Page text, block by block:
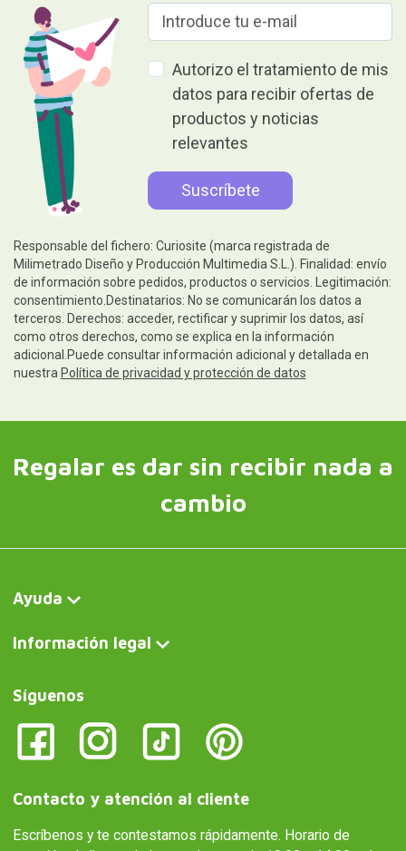
Autorizo el tratamiento de mis
datos para recibir ofertas de
productos y noticias
relevantes
Responsable del fichero: Curiosite (marca registrada de
Milimetrado Diseño y Producción Multimedia S.L.). Finalidad: envío
de información sobre pedidos, productos o servicios. Legitimación:
consentimiento.Destinatarios: No se comunicarán los datos a
terceros. Derechos: acceder, rectificar y suprimir los datos, así
como otros derechos, como se explica en la información
adicional.Puede consultar información adicional y detallada en
nuestra Política de privacidad y protección de datos
Regalar es dar sin recibir nada a
cambio
Ayuda
Información legal
Síguenos
Contacto y atención al cliente
Escríbenos y te contestamos rápidamente. Horario de